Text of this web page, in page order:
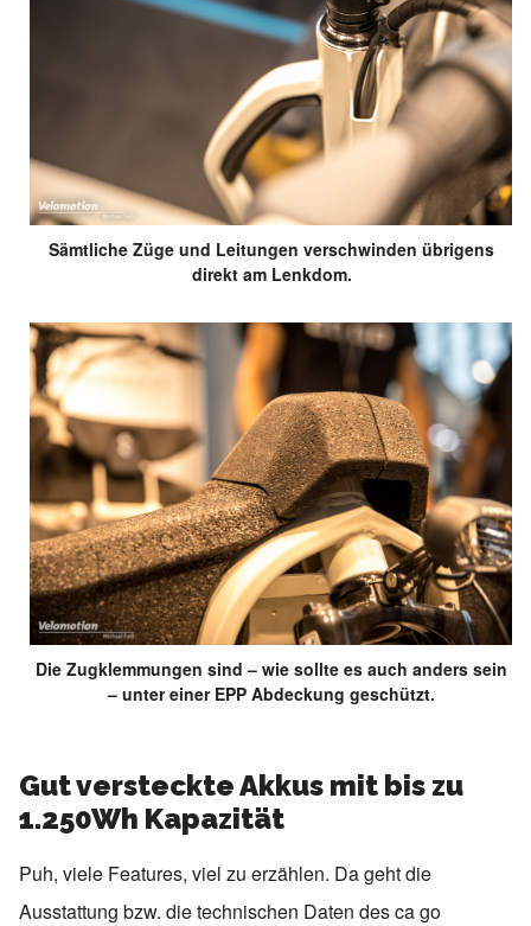
Sämtliche Züge und Leitungen verschwinden übrigens
direkt am Lenkdom.
Die Zugklemmungen sind – wie sollte es auch anders sein
– unter einer EPP Abdeckung geschützt.
Gut versteckte Akkus mit bis zu
1.250Wh Kapazität
Puh, viele Features, viel zu erzählen. Da geht die
Ausstattung bzw. die technischen Daten des ca go